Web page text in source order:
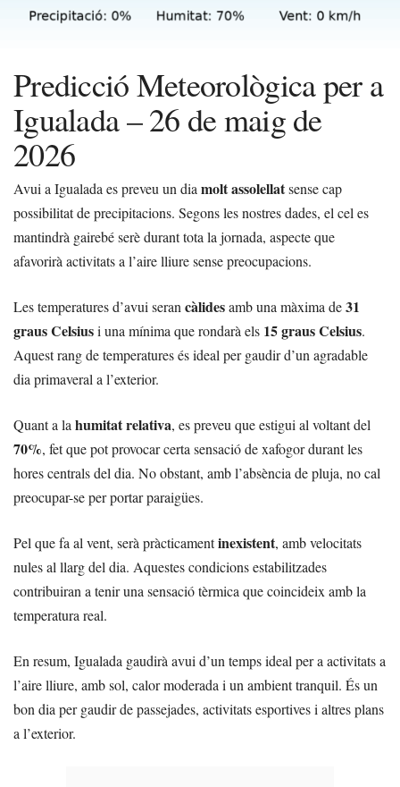
Predicció Meteorològica per a
Igualada – 26 de maig de
2026
Avui a Igualada es preveu un diamolt assolellatsense cap
possibilitat de precipitacions. Segons les nostres dades, el cel es
mantindrà gairebé serè durant tota la jornada, aspecte que
afavorirà activitats a l’aire lliure sense preocupacions.
Les temperatures d’avui serancàlidesamb una màxima de31
graus Celsiusi una mínima que rondarà els 15 graus Celsius.
Aquest rang de temperatures és ideal per gaudir d’un agradable
dia primaveral a l’exterior.
Quant a lahumitat relativa, es preveu que estigui al voltant del
70%, fet que pot provocar certa sensació de xafogor durant les
hores centrals del dia. No obstant, amb l’absència de pluja, no cal
preocupar-se per portar paraigües.
Pel que fa al vent, serà pràcticamentinexistent, amb velocitats
nules al llarg del dia. Aquestes condicions estabilitzades
contribuiran a tenir una sensació tèrmica que coincideix amb la
temperatura real.
En resum, Igualada gaudirà avui d’un temps ideal per a activitats a
l’aire lliure, amb sol, calor moderada i un ambient tranquil. És un
bon dia per gaudir de passejades, activitats esportives i altres plans
a l’exterior.